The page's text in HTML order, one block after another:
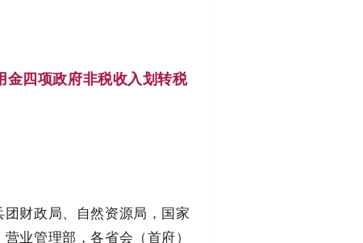
金四项政府非税收入划转税
财政局、自然资源局，国家
业管理部，各省会（首府）